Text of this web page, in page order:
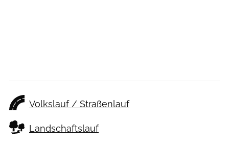
Volkslauf / Straßenlauf
Landschaftslauf